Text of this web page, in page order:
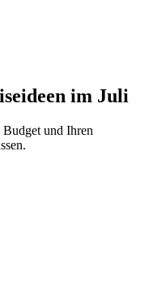
im Juli
Budget und Ihren